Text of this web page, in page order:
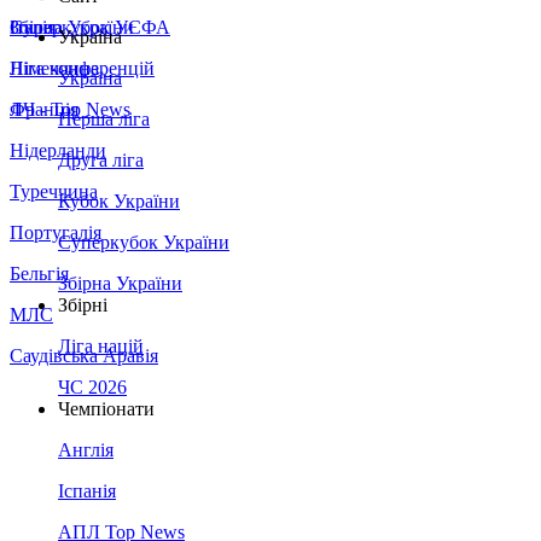
Збірна України
Італія
Німеччина
Франція
Нідерланди
Туреччина
Португалія
Бельгія
МЛС
Саудівська Аравія
Суперкубок УЄФА
Ліга конференцій
ЛЧ - Top News
Україна
Україна
Перша ліга
Друга ліга
Кубок України
Суперкубок України
Збірна України
Збірні
Ліга націй
ЧС 2026
Чемпіонати
Англія
Іспанія
АПЛ Top News